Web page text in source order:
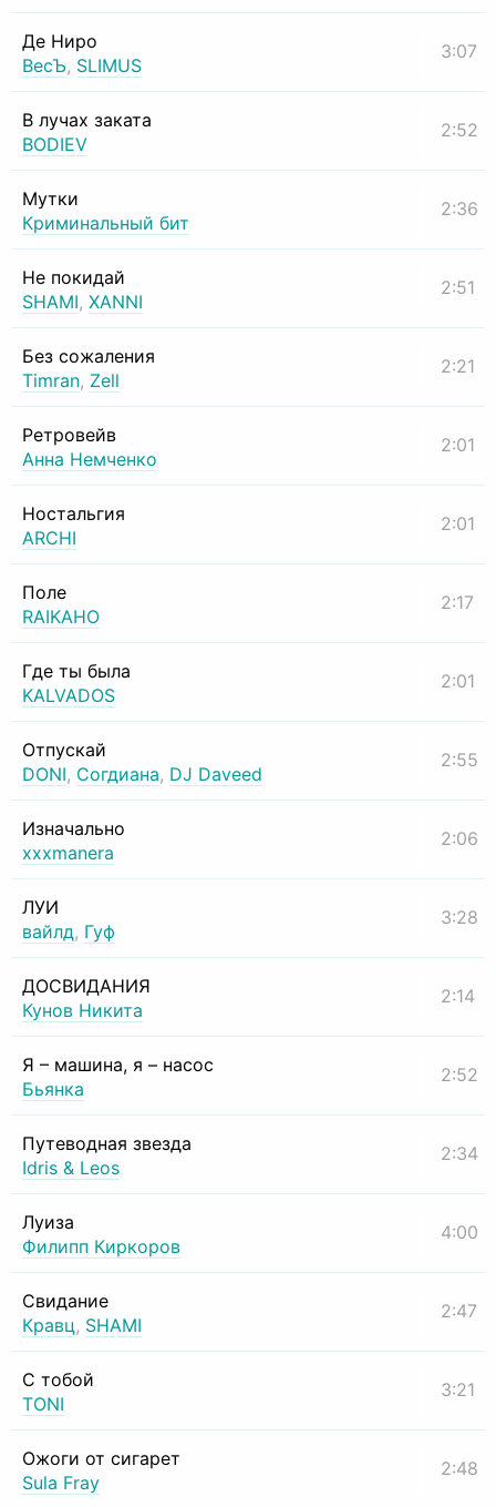
Де Ниро
ВесЪ, SLIMUS
3:07
В лучах заката
BODIEV
2:52
Мутки
Криминальный бит
2:36
Не покидай
SHAMI, XANNI
2:51
Без сожаления
Timran, Zell
2:21
Ретровейв
Анна Немченко
2:01
Ностальгия
ARCHI
2:01
Поле
RAIKAHO
2:17
Где ты была
KALVADOS
2:01
Отпускай
DONI, Согдиана, DJ Daveed
2:55
Изначально
xxxmanera
2:06
ЛУИ
вайлд, Гуф
3:28
ДОСВИДАНИЯ
Кунов Никита
2:14
Я – машина, я – насос
Бьянка
2:52
Путеводная звезда
Idris & Leos
2:34
Луиза
Филипп Киркоров
4:00
Свидание
Кравц, SHAMI
2:47
С тобой
TONI
3:21
Ожоги от сигарет
Sula Fray
2:48